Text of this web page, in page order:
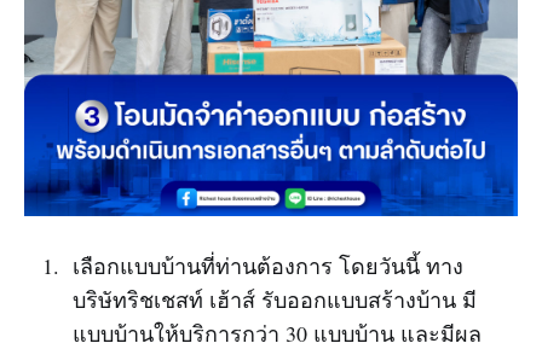
เลือกแบบบ้านที่ท่านต้องการ โดยวันนี้ ทาง
บริษัทริชเชสท์ เฮ้าส์ รับออกแบบสร้างบ้าน มี
แบบบ้านให้บริการกว่า 30 แบบบ้าน และมีผล